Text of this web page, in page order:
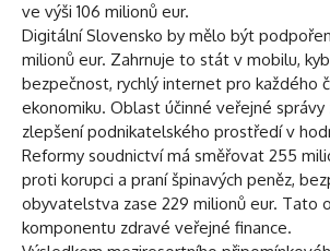
ve výši 106 milionů eur.
Digitální Slovensko by mělo být
milionů eur. Zahrnuje to stát v mobilu,
bezpečnost, rychlý internet pro každého
ekonomiku. Oblast účinné veřejné správy
zlepšení podnikatelského prostředí v
Reformy soudnictví má směřovat 255
proti korupci a praní špinavých peněz,
obyvatelstva zase 229 milionů eur. Tato
komponentu zdravé veřejné finance.